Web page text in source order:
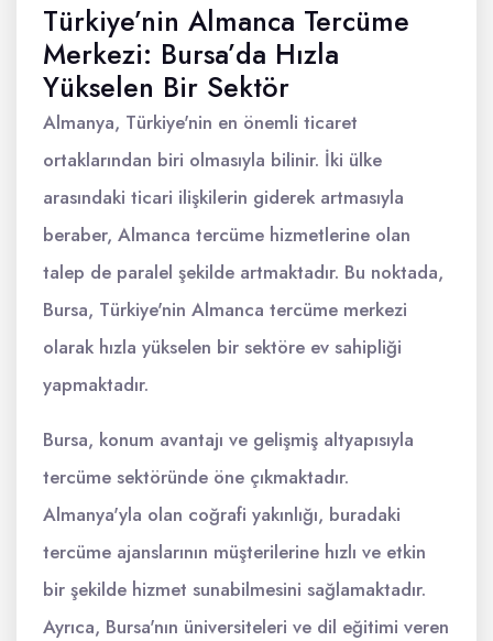
Türkiye’nin Almanca Tercüme
Merkezi: Bursa’da Hızla
Yükselen Bir Sektör
Almanya, Türkiye'nin en önemli ticaret
ortaklarından biri olmasıyla bilinir. İki ülke
arasındaki ticari ilişkilerin giderek artmasıyla
beraber, Almanca tercüme hizmetlerine olan
talep de paralel şekilde artmaktadır. Bu noktada,
Bursa, Türkiye'nin Almanca tercüme merkezi
olarak hızla yükselen bir sektöre ev sahipliği
yapmaktadır.
Bursa, konum avantajı ve gelişmiş altyapısıyla
tercüme sektöründe öne çıkmaktadır.
Almanya'yla olan coğrafi yakınlığı, buradaki
tercüme ajanslarının müşterilerine hızlı ve etkin
bir şekilde hizmet sunabilmesini sağlamaktadır.
Ayrıca, Bursa'nın üniversiteleri ve dil eğitimi veren